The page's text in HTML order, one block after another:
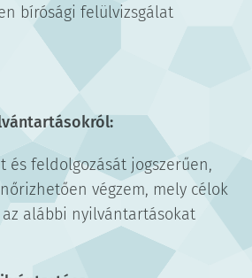
bírósági felülvizsgálat
és feldolgozását jogszerűen,
végzem, mely célok
alábbi nyilvántartásokat